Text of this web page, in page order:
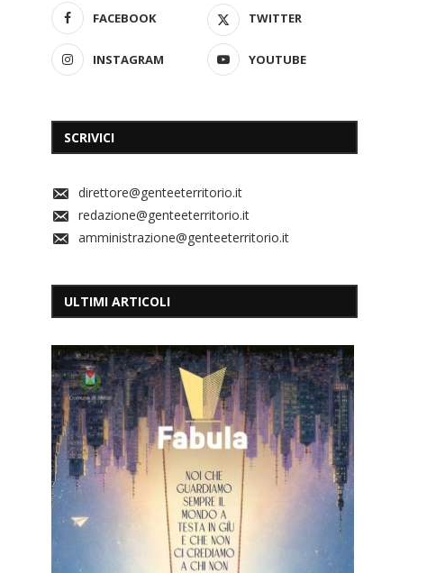
FACEBOOK TWITTER
INSTAGRAM YOUTUBE
SCRIVICI
direttore@genteeterritorio.it
redazione@genteeterritorio.it
amministrazione@genteeterritorio.it
ULTIMI ARTICOLI